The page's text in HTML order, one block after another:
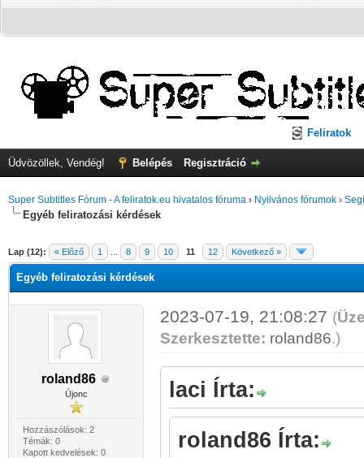
Feliratok
Üdvözöllek, Vendég! Belépés Regisztráció
Super Subtitles Fórum - A feliratok.eu hivatalos fóruma › Nyilvános fórumok ›
Egyéb feliratozási kérdések
Lap (12): « Előző 1 8 9 10 11 12 Következő »
Egyéb feliratozási kérdések
roland86
Újonc
Hozzászólások: 2
Témák: 0
Kapott kedvelések: 0
2023-07-19, 21:08:27 (
Szerkesztette: roland86.)
laci Írta:
roland86 Írta: